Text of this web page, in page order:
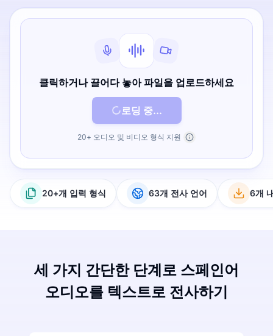
클릭하거나 끌어다 놓아 파일을 업로드하세요
로딩 중...
20+ 오디오 및 비디오 형식 지원
20+개 입력 형식 63개 전사 언어 6개
세 가지 간단한 단계로 스페인어
오디오를 텍스트로 전사하기